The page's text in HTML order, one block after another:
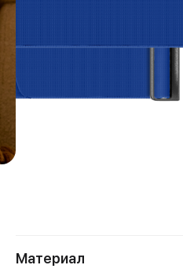
Материал
Покупай выгодно!